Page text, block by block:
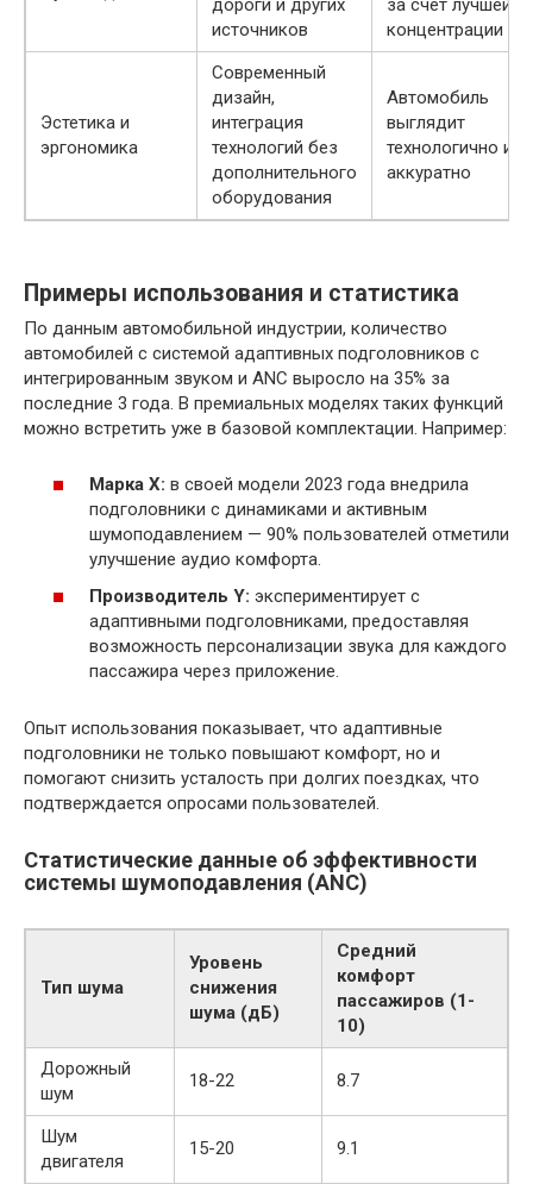
дороги и других
источников
за счёт лучшей
концентрации
Эстетика и
эргономика
Современный
дизайн,
интеграция
технологий без
дополнительного
оборудования
Автомобиль
выглядит
технологично и
аккуратно
Примеры использования и статистика
По данным автомобильной индустрии, количество
автомобилей с системой адаптивных подголовников с
интегрированным звуком и ANC выросло на 35% за
последние 3 года. В премиальных моделях таких функций
можно встретить уже в базовой комплектации. Например:
Марка X: в своей модели 2023 года внедрила
подголовники с динамиками и активным
шумоподавлением — 90% пользователей отметили
улучшение аудио комфорта.
Производитель Y: экспериментирует с
адаптивными подголовниками, предоставляя
возможность персонализации звука для каждого
пассажира через приложение.
Опыт использования показывает, что адаптивные
подголовники не только повышают комфорт, но и
помогают снизить усталость при долгих поездках, что
подтверждается опросами пользователей.
Статистические данные об эффективности
системы шумоподавления (ANC)
Тип шума
Уровень
снижения
шума (дБ)
Средний
комфорт
пассажиров (1-
10)
Дорожный
шум
18-22 8.7
Шум
двигателя
15-20 9.1